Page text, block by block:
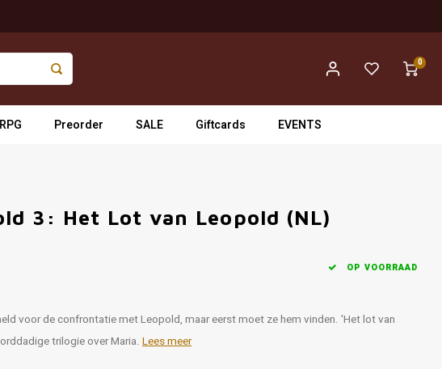
0
RPG Preorder SALE Giftcards EVENTS
3: Het Lot van Leopold (NL)
OP VOORRAAD
voor de confrontatie met Leopold, maar eerst moet ze hem vinden. 'Het lot van
trilogie over Maria. Lees meer